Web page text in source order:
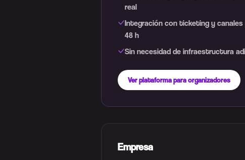
real
Integración con ticketing y canales
48 h
Sin necesidad de infraestructura
Ver plataforma para organizadores
Empresa